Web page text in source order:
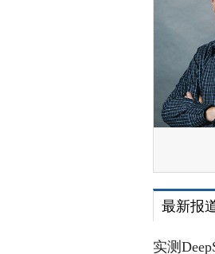
最新报
实测